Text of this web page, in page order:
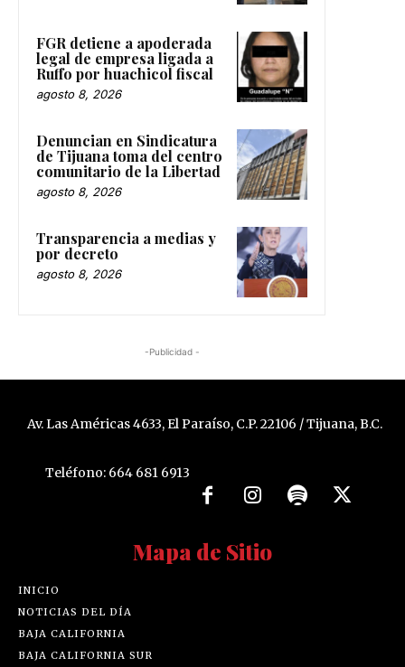
FGR detiene a apoderada
legal de empresa ligada a
Ruffo por huachicol fiscal
agosto 8, 2026
Denuncian en Sindicatura
de Tijuana toma del centro
comunitario de la Libertad
agosto 8, 2026
Transparencia a medias y
por decreto
agosto 8, 2026
-Publicidad -
Av. Las Américas 4633, El Paraíso, C.P. 22106 / Tijuana, B.C.
Teléfono: 664 681 6913
Mapa de Sitio
INICIO
NOTICIAS DEL DÍA
BAJA CALIFORNIA
BAJA CALIFORNIA SUR